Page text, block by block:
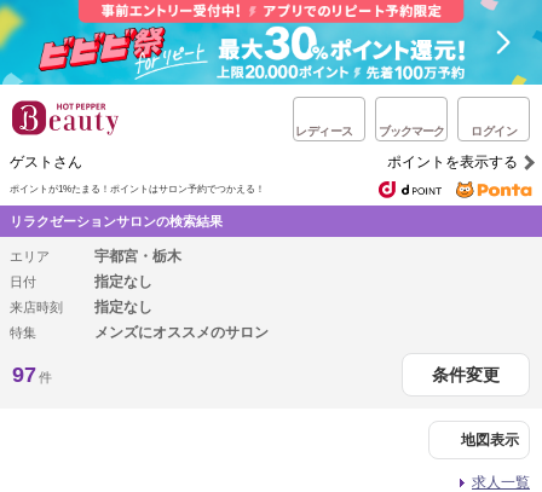
レディース ブックマーク ログイン
ゲストさん ポイントを表示する
ポイントが1%たまる！ ポイントはサロン予約でつかえる！
リラクゼーションサロンの検索結果
エリア 宇都宮・栃木
日付 指定なし
来店時刻 指定なし
特集 メンズにオススメのサロン
97件 条件変更
地図表示
求人一覧